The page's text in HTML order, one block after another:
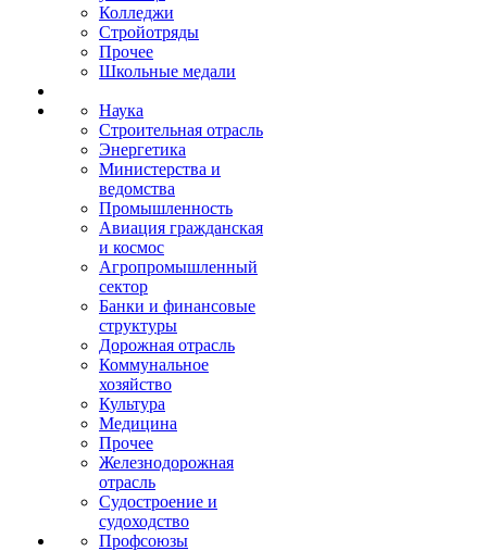
Колледжи
Стройотряды
Прочее
Школьные медали
Наука
Строительная отрасль
Энергетика
Министерства и
ведомства
Промышленность
Авиация гражданская
и космос
Агропромышленный
сектор
Банки и финансовые
структуры
Дорожная отрасль
Коммунальное
хозяйство
Культура
Медицина
Прочее
Железнодорожная
отрасль
Судостроение и
судоходство
Профсоюзы